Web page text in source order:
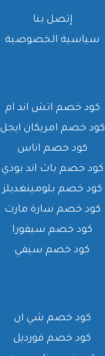
إتصل بنا
سياسية الخصوصية
كود خصم اتش اند ام
كود خصم امريكان ايجل
كود خصم اناس
كود خصم باث اند بودي
كود خصم بلومينغديلز
كود خصم سارة مارت
كود خصم سيفورا
كود خصم سيفي
كود خصم شي ان
كود خصم فورديل